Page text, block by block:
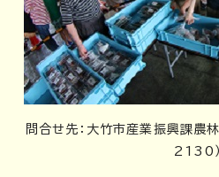
問合せ先：大竹市産業振興課
2130）